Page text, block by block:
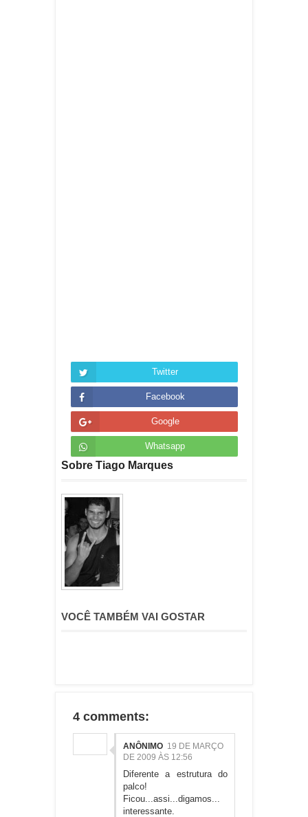
Twitter
Facebook
Google
Whatsapp
Sobre Tiago Marques
VOCÊ TAMBÉM VAI GOSTAR
4 comments:
ANÔNIMO 19 DE MARÇO
DE 2009 ÀS 12:56
Diferente a estrutura do
palco!
Ficou...assi...digamos...
interessante.